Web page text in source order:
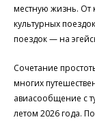
местную жизнь. От
культурных
поездок — на
Сочетание
многих
авиасообщение с
летом 2026 года.